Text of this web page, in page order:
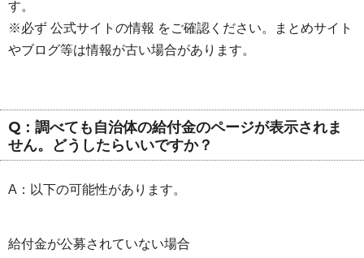
す。
※必ず 公式サイトの情報 をご確認ください。まとめサイト
やブログ等は情報が古い場合があります。
Q：調べても自治体の給付金のページが表示されま
せん。どうしたらいいですか？
A：以下の可能性があります。
給付金が公募されていない場合